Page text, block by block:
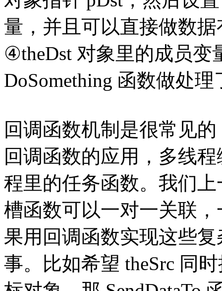
量，并且可以直接做数
④theDst 对象里的成员变
DoSomething 函数做处理
回调函数机制是很常见
回调函数的应用，多线
程里的任务函数。我们
槽函数可以一对一关联
果用回调函数实现这些
事。比如希望 theSrc 同